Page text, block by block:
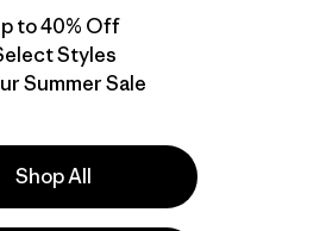
to 40% Off
Styles
Summer Sale
Shop All